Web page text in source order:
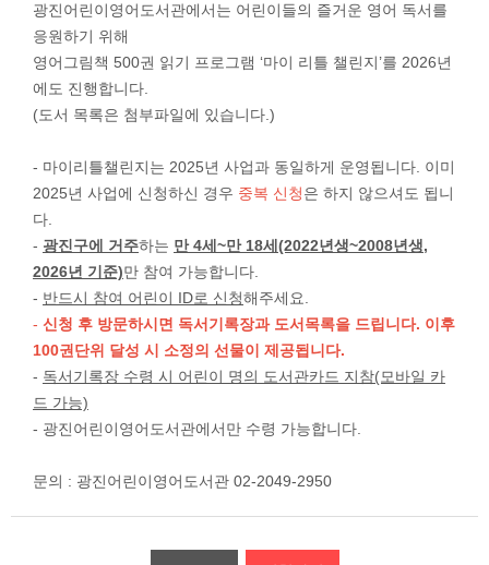
광진어린이영어도서관에서는 어린이들의 즐거운 영어 독서를
응원하기 위해
영어그림책 500권 읽기 프로그램 ‘마이 리틀 챌린지’를 2026년
에도 진행합니다.
(도서 목록은 첨부파일에 있습니다.)
- 마이리틀챌린지는 2025년 사업과 동일하게 운영됩니다. 이미
2025년 사업에 신청하신 경우 중복 신청은 하지 않으셔도 됩니
다.
- 광진구에 거주하는 만 4세~만 18세(2022년생~2008년생,
2026년 기준)만 참여 가능합니다.
- 반드시 참여 어린이 ID로 신청해주세요.
- 신청 후 방문하시면 독서기록장과 도서목록을 드립니다. 이후
100권단위 달성 시 소정의 선물이 제공됩니다.
- 독서기록장 수령 시 어린이 명의 도서관카드 지참(모바일 카
드 가능)
- 광진어린이영어도서관에서만 수령 가능합니다.
문의 : 광진어린이영어도서관 02-2049-2950